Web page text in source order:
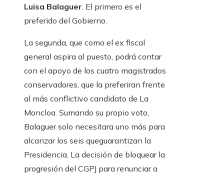
Luisa Balaguer. El primero es el
preferido del Gobierno.
La segunda, que como el ex fiscal
general aspira al puesto, podrá contar
con el apoyo de los cuatro magistrados
conservadores, que la preferiran frente
al más conflictivo candidato de La
Moncloa. Sumando su propio voto,
Balaguer solo necesitara uno más para
alcanzar los seis queguarantizan la
Presidencia. La decisión de bloquear la
progresión del CGPJ para renunciar a